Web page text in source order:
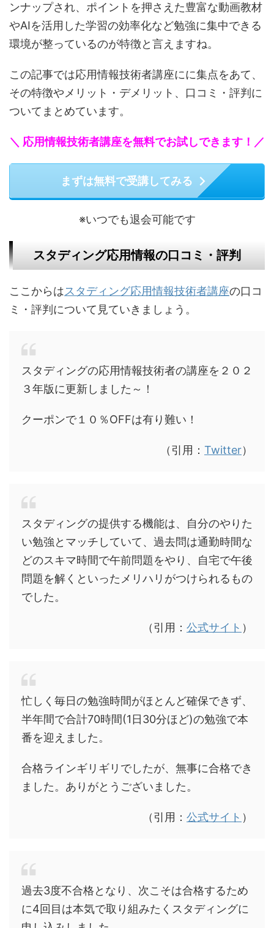
ンナップされ、ポイントを押さえた豊富な動画教材
やAIを活用した学習の効率化など勉強に集中できる
環境が整っているのが特徴と言えますね。
この記事では応用情報技術者講座にに集点をあて、
その特徴やメリット・デメリット、口コミ・評判に
ついてまとめています。
＼ 応用情報技術者講座を無料でお試しできます！／
まずは無料で受講してみる
※いつでも退会可能です
スタディング応用情報の口コミ・評判
ここからはスタディング応用情報技術者講座の口コ
ミ・評判について見ていきましょう。
スタディングの応用情報技術者の講座を２０２
３年版に更新しました～！
クーポンで１０％OFFは有り難い！
（引用： Twitter）
スタディングの提供する機能は、自分のやりた
い勉強とマッチしていて、過去問は通勤時間な
どのスキマ時間で午前問題をやり、自宅で午後
問題を解くといったメリハリがつけられるもの
でした。
（引用： 公式サイト ）
忙しく毎日の勉強時間がほとんど確保できず、
半年間で合計70時間(1日30分ほど)の勉強で本
番を迎えました。
合格ラインギリギリでしたが、無事に合格でき
ました。ありがとうございました。
（引用： 公式サイト ）
過去3度不合格となり、次こそは合格するため
に4回目は本気で取り組みたくスタディングに